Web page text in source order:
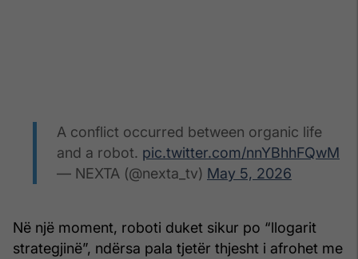
A conflict occurred between organic life
and a robot. pic.twitter.com/nnYBhhFQwM
— NEXTA (@nexta_tv) May 5, 2026
Në një moment, roboti duket sikur po “llogarit
strategjinë”, ndërsa pala tjetër thjesht i afrohet me